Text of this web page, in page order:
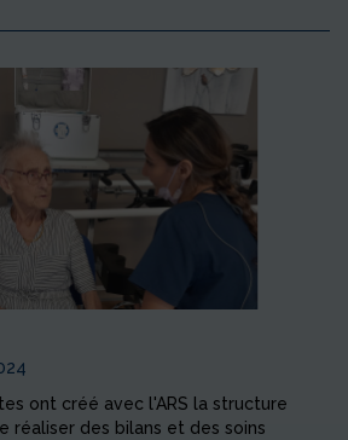
ont créé avec l'ARS la structure
réaliser des bilans et des soins